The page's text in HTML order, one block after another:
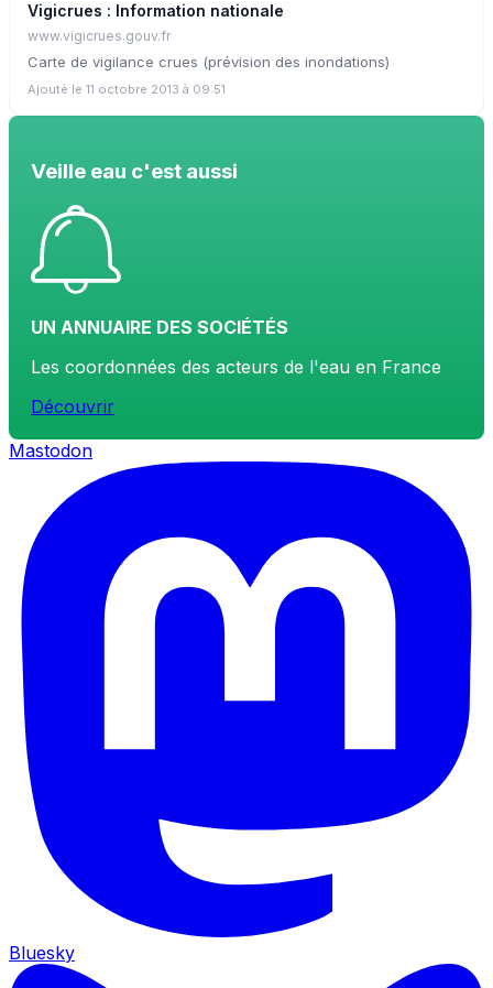
Vigicrues : Information nationale
www.vigicrues.gouv.fr
Carte de vigilance crues (prévision des inondations)
Ajouté le 11 octobre 2013 à 09:51
Veille eau c'est aussi
UN ANNUAIRE DES SOCIÉTÉS
Les coordonnées des acteurs de l'eau en France
Découvrir
Mastodon
Bluesky